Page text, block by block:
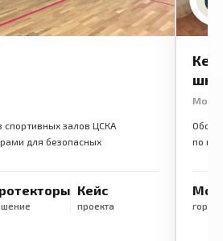
спортивных залов ЦСКА
для безопасных
Кейс
проекта
по
город